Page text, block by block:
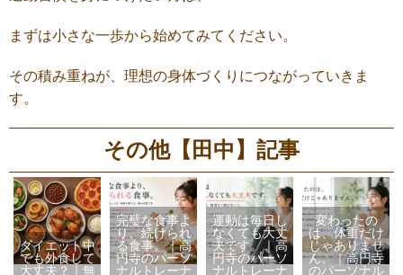
まずは小さな一歩から始めてみてください。
その積み重ねが、理想の身体づくりにつながっていきま
す。
その他【田中】記事
ダイエット中
でも外食して
大丈夫？｜無
完璧な食事よ
り、続けられ
る食事。｜高
円寺のパーソ
ナルトレーナ
運動は毎日し
なくても大丈
夫です。｜高
円寺のパーソ
ナルトレーナ
変わったの
は、体重だけ
じゃありませ
ん。｜高円寺
のパーソナル